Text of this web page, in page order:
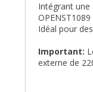
Intégrant
Idéal pour
Important:
externe de